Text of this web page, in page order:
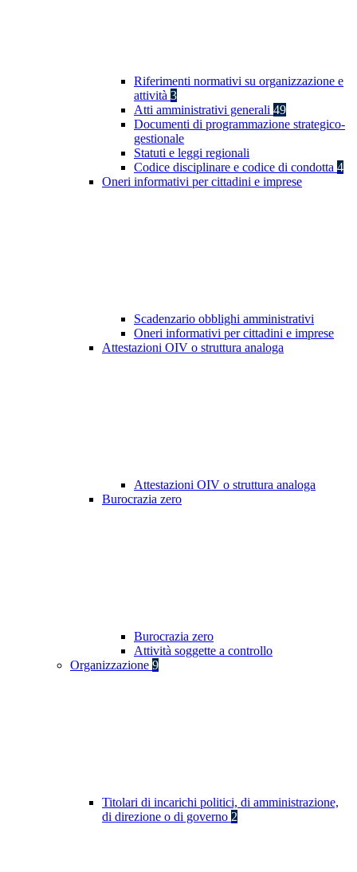
Riferimenti normativi su organizzazione e
attività 3
Atti amministrativi generali 49
Documenti di programmazione strategico-
gestionale
Statuti e leggi regionali
Codice disciplinare e codice di condotta 4
Oneri informativi per cittadini e imprese
Scadenzario obblighi amministrativi
Oneri informativi per cittadini e imprese
Attestazioni OIV o struttura analoga
Attestazioni OIV o struttura analoga
Burocrazia zero
Burocrazia zero
Attività soggette a controllo
Organizzazione 9
Titolari di incarichi politici, di amministrazione,
di direzione o di governo 2